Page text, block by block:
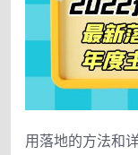
用落地的方法和